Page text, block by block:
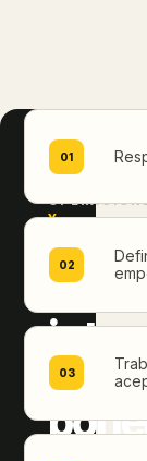
CONFIANZA
Y
Nos
sin
01
02
03